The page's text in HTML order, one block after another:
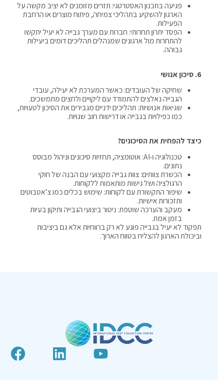
פגיעה בתכנון האסטרטגי: תזרים מזומנים לא יציב מקשה על
הארגון להשקיע בתהליכי צמיחה, פיתוח מוצרים או הרחבת
הפעילות.
הפסד יתרון תחרותי: חברות עם מערך גבייה לא יעיל יתקשו
להתחרות מול ארגונים שמנהלים תהליכים דומים ביעילות
גבוהה.
6.⁠ ⁠סיכון אנושי
שחיקה של העובדים: כאשר המערכת לא יעילה, עובדי
הגבייה נאלצים להתמודד עם ליקויים ולחצים מתמשכים.
שגיאות אנושיות: תהליכים ידניים מגבירים את הסיכון לטעויות,
כמו כפילויות בגבייה או דרישות חוב שגויות.
כיצד להפחית את הסיכונים?
טכנולוגיה ו-AI: אוטומציה, תחזיות סיכונים וניהול מבוסס
נתונים.
הכשרת צוותים: צוות גבייה מקצועי עם הבנה של חוקי
הרגולציה ושל גישות מותאמות ללקוחות.
שיפור התקשורת עם לקוחות: שימוש בכלים כמו צ’אטבוטים
ותזכורות אישיות.
מעקב והערכה שוטפת: ניטור ביצועי הגבייה ותיקון בעיות
בזמן אמת.
תפקוד לא יעיל בגבייה פוגע לא רק ברווחיות אלא גם ביציבות
וביכולת הארגון להצליח בטווח הארוך.